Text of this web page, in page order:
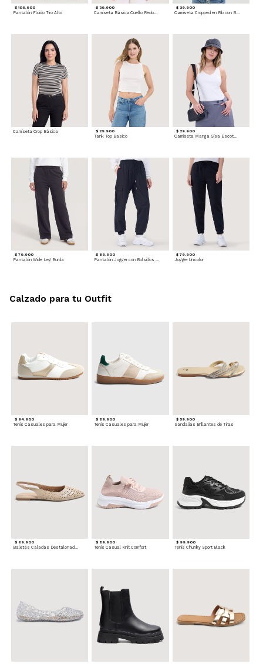
$ 109.900
Pantalón Fluido Tiro Alto
$ 39.900
Camiseta Básica Cuello Redondo
$ 39.900
Camiseta Cropped en Rib con Botones
Camiseta Crop Básica $ 29.900
Tank Top Basico
$ 29.900
Camiseta Manga Sisa Escotada
$ 79.900
Pantalón Wide Leg Burda
$ 89.900 $ 79.900
Jogger Unicolor
$ 94.900
Tenis Casuales para Mujer
$ 89.900
Tenis Casuales para Mujer
$ 59.900
Sandalias Brillantes de Tiras
$ 69.900
Baletas Caladas Destalonadas
$ 89.900
Tenis Casual Knit Comfort
$ 99.900
Tenis Chunky Sport Black
Calzado para tu Outfit